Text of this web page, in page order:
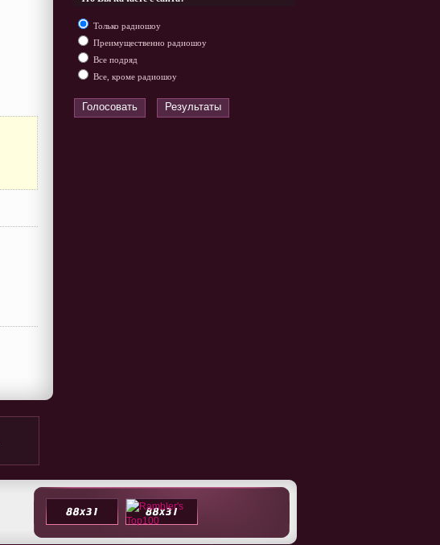
Только радиошоу
Преимущественно радиошоу
Все подряд
Все, кроме радиошоу
Голосовать Результаты